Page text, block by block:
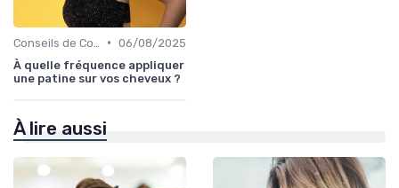
• 06/08/2025
À quelle fréquence appliquer
une patine sur vos cheveux ?
À lire aussi